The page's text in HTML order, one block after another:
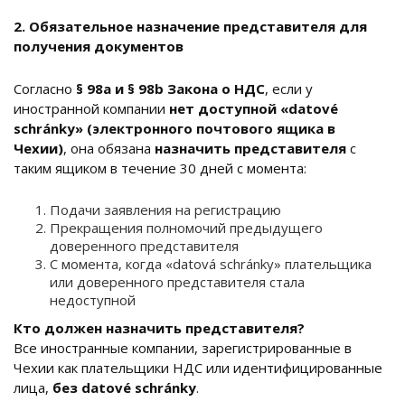
2. Обязательное назначение представителя для
получения документов
Согласно § 98a и § 98b Закона о НДС, если у
иностранной компании нет доступной «datové
schránky» (электронного почтового ящика в
Чехии), она обязана назначить представителя с
таким ящиком в течение 30 дней с момента:
Подачи заявления на регистрацию
Прекращения полномочий предыдущего
доверенного представителя
С момента, когда «datová schránky» плательщика
или доверенного представителя стала
недоступной
Кто должен назначить представителя?
Все иностранные компании, зарегистрированные в
Чехии как плательщики НДС или идентифицированные
лица, без datové schránky.